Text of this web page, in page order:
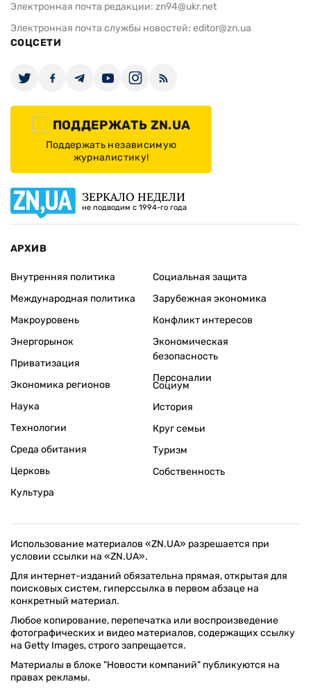
Электронная почта редакции: zn94@ukr.net
Электронная почта службы новостей: editor@zn.ua
СОЦСЕТИ
ПОДДЕРЖАТЬ ZN.UA
Поддержать независимую
журналистику!
ЗЕРКАЛО НЕДЕЛИ
не подводим с 1994-го года
АРХИВ
Внутренняя политика
Международная политика
Макроуровень
Энергорынок
Приватизация
Экономика регионов
Социальная защита
Зарубежная экономика
Конфликт интересов
Экономическая
безопасность
Персоналии
Наука
Технологии
Среда обитания
Церковь
Культура
Социум
История
Круг семьи
Туризм
Собственность
Использование материалов «ZN.UA» разрешается при
условии ссылки на «ZN.UA».
Для интернет-изданий обязательна прямая, открытая для
поисковых систем, гиперссылка в первом абзаце на
конкретный материал.
Любое копирование, перепечатка или воспроизведение
фотографических и видео материалов, содержащих ссылку
на Getty Images, строго запрещается.
Материалы в блоке "Новости компаний" публикуются на
правах рекламы.